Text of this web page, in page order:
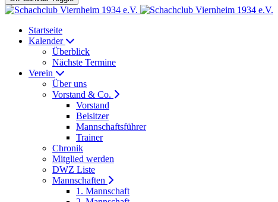
Startseite
Kalender
Überblick
Nächste Termine
Verein
Über uns
Vorstand & Co.
Vorstand
Beisitzer
Mannschaftsführer
Trainer
Chronik
Mitglied werden
DWZ Liste
Mannschaften
1. Mannschaft